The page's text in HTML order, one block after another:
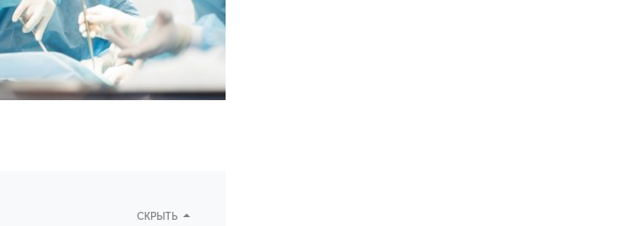
СКРЫТЬ